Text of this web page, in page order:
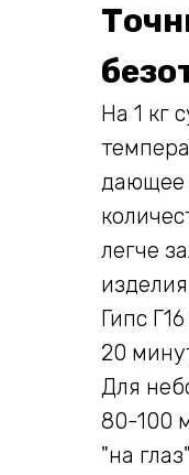
На 1 кг
дающее
легче
Гипс
20
Для
80-100
"на